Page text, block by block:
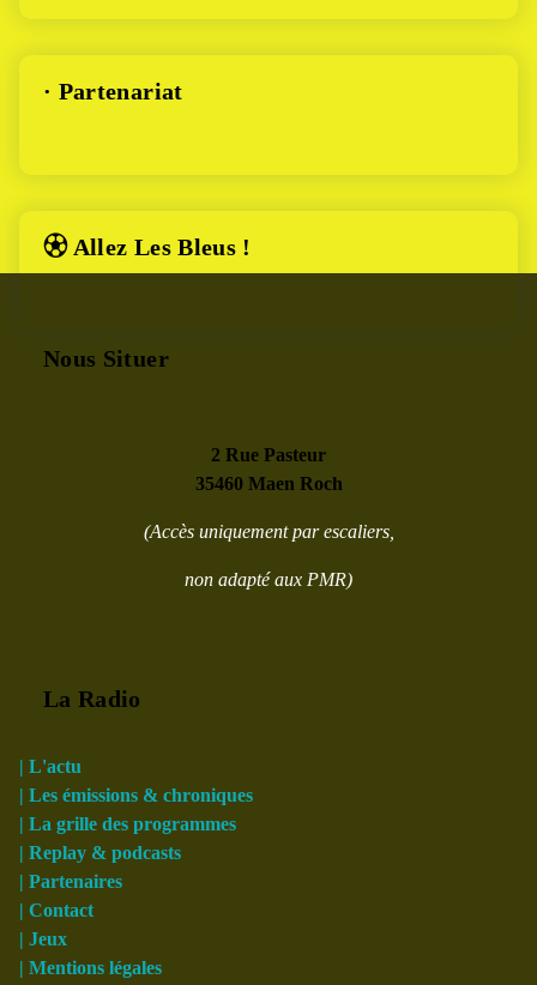
· Partenariat
⚽︎ Allez Les Bleus !
Nous Situer
2 Rue Pasteur
35460 Maen Roch
(Accès uniquement par escaliers,
non adapté aux PMR)
La Radio
| L'actu
| Les émissions & chroniques
| La grille des programmes
| Replay & podcasts
| Partenaires
| Contact
| Jeux
| Mentions légales